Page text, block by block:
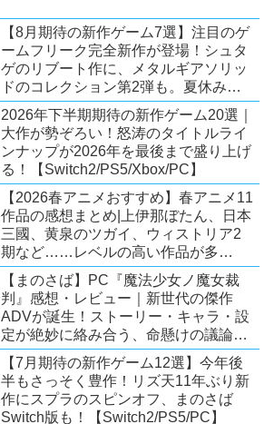
【8月期待の新作ゲーム7選】注目のゲ
ームフリーク完全新作が登場！シュタ
ゲのリブート作に、メタルギアソリッ
ドのコレクション第2弾も。夏休みを
盛り上げるタイトル大集合！
【Switch2/PS5/PC】
2026年下半期期待の新作ゲーム20選｜
大作が勢ぞろい！怒涛のタイトルライ
ンナップが2026年を最後まで盛り上げ
る！【Switch2/PS5/Xbox/PC】
【2026春アニメおすすめ】春アニメ11
作品の感想まとめ|上伊那ぼたん、日本
三國、黄泉のツガイ、ウィストリア2
期など……レベルの高い作品が多
い！？
【まのさば】PC『魔法少女ノ魔女裁
判』感想・レビュー｜新世代の傑作
ADVが誕生！ストーリー・キャラ・設
定が絶妙に絡み合う、命懸けの議論ミ
ステリー【PC/Switch】
【7月期待の新作ゲーム12選】今年後
半もさっそく豊作！リズ天11年ぶり新
作にスプラのスピンオフ、まのさば
Switch版も！【Switch2/PS5/PC】